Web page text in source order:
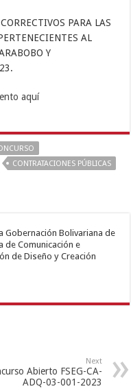
PARA LAS
AL
Y
aquí
CONTRATACIONES PÚBLICAS
Gobernación Bolivariana de
de Comunicación e
de Diseño y Creación
Next
Abierto FSEG-CA-
ADQ-03-001-2023